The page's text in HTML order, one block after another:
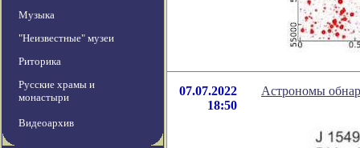
Музыка
"Неизвестные" музеи
Риторика
Русские храмы и
монастыри
Видеоархив
07.07.2022
18:50
Астрономы